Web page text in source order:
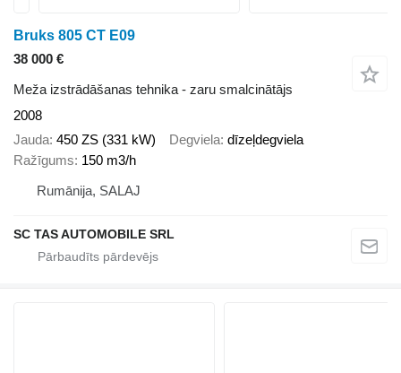
Bruks 805 CT E09
38 000 €
Meža izstrādāšanas tehnika - zaru smalcinātājs
2008
Jauda 450 ZS (331 kW) Degviela dīzeļdegviela
Ražīgums 150 m3/h
Rumānija, SALAJ
SC TAS AUTOMOBILE SRL